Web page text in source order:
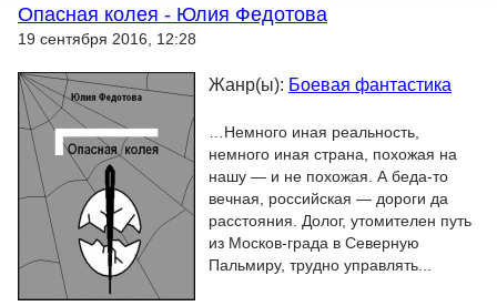
Опасная колея - Юлия Федотова
19 сентября 2016, 12:28
Жанр(ы): Боевая фантастика
…Немного иная реальность,
немного иная страна, похожая на
нашу — и не похожая. А беда-то
вечная, российская — дороги да
расстояния. Долог, утомителен путь
из Москов-града в Северную
Пальмиру, трудно управлять...